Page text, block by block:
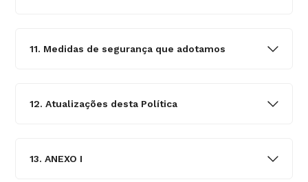
11. Medidas de segurança que adotamos
12. Atualizações desta Política
13. ANEXO I